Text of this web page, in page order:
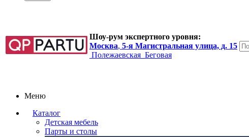
Шоу-рум экспертного уровня:
Москва, 5-я Магистральная улица, д. 15
Полежаевская Беговая
Меню
Каталог
Детская мебель
Парты и столы